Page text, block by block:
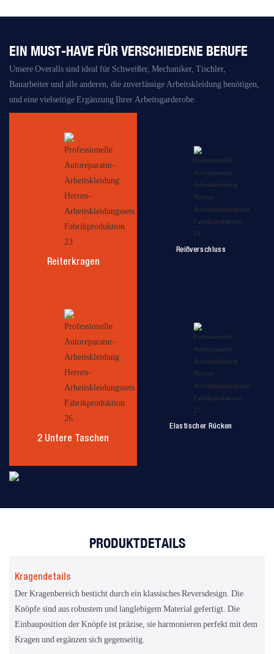
EIN MUST-HAVE FÜR VERSCHIEDENE BERUFE
Unsere Overalls sind ideal für Schweißer, Mechaniker, Tischler,
Bauarbeiter und alle anderen, die zuverlässige Arbeitskleidung benötigen,
und eine vielseitige Ergänzung Ihrer Arbeitsgarderobe.
Reiterkragen
Reißverschluss
2 Untere Taschen
Elastischer Rücken
PRODUKTDETAILS
Kragendetails
Der Kragenbereich besticht durch ein klassisches Reversdesign. Die
Knöpfe sind aus robustem und langlebigem Material gefertigt. Die
Einbauposition der Knöpfe ist präzise, ​​sie harmonieren perfekt mit dem
Kragen und ergänzen sich gegenseitig.